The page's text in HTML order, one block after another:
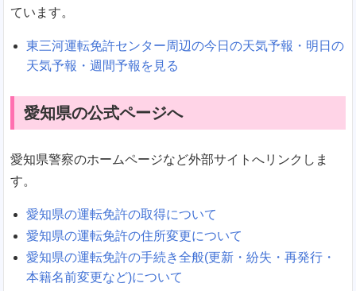
ています。
東三河運転免許センター周辺の今日の天気予報・明日の
天気予報・週間予報を見る
愛知県の公式ページへ
愛知県警察のホームページなど外部サイトへリンクしま
す。
愛知県の運転免許の取得について
愛知県の運転免許の住所変更について
愛知県の運転免許の手続き全般(更新・紛失・再発行・
本籍名前変更など)について